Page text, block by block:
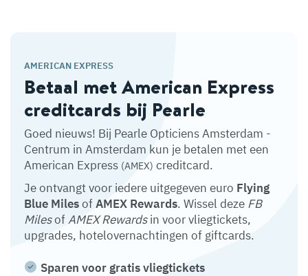
AMERICAN EXPRESS
Betaal met American Express
creditcards bij Pearle
Goed nieuws! Bij Pearle Opticiens Amsterdam -
Centrum in Amsterdam kun je betalen met een
American Express (AMEX) creditcard.
Je ontvangt voor iedere uitgegeven euro Flying
Blue MilesofAMEX Rewards. Wissel deze FB
MilesofAMEX Rewardsin voor vliegtickets,
upgrades, hotelovernachtingen of giftcards.
Sparen voor gratis vliegtickets